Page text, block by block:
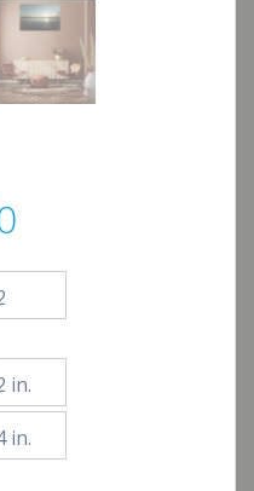
di
da
€41,00
in.
in.